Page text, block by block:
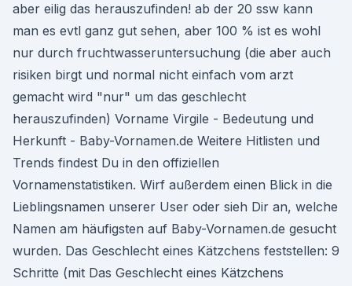
aber eilig das herauszufinden! ab der 20 ssw kann
man es evtl ganz gut sehen, aber 100 % ist es wohl
nur durch fruchtwasseruntersuchung (die aber auch
risiken birgt und normal nicht einfach vom arzt
gemacht wird "nur" um das geschlecht
herauszufinden) Vorname Virgile - Bedeutung und
Herkunft - Baby-Vornamen.de Weitere Hitlisten und
Trends findest Du in den offiziellen
Vornamenstatistiken. Wirf außerdem einen Blick in die
Lieblingsnamen unserer User oder sieh Dir an, welche
Namen am häufigsten auf Baby-Vornamen.de gesucht
wurden. Das Geschlecht eines Kätzchens feststellen: 9
Schritte (mit Das Geschlecht eines Kätzchens